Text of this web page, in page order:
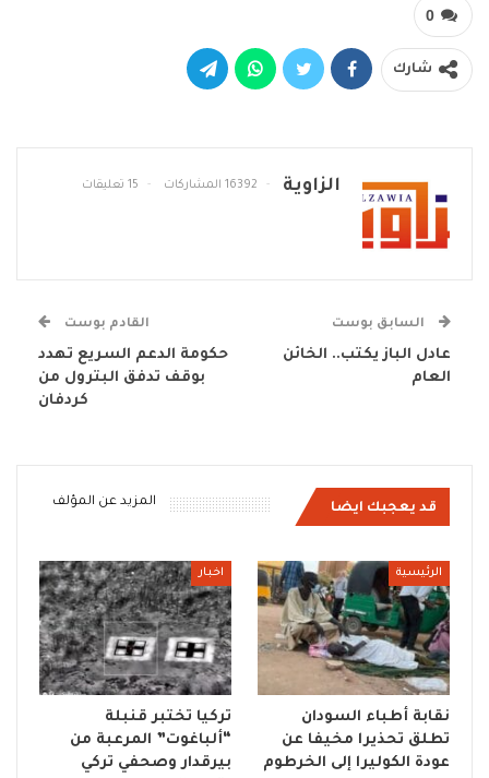
0
شارك
الزاوية 16392 المشاركات 15 تعليقات
السابق بوست
عادل الباز يكتب.. الخائن
العام
القادم بوست
حكومة الدعم السريع تهدد
بوقف تدفق البترول من
كردفان
قد يعجبك ايضا المزيد عن المؤلف
الرئيسية
نقابة أطباء السودان
تطلق تحذيرا مخيفا عن
عودة الكوليرا إلى الخرطوم
اخبار
تركيا تختبر قنبلة
“ألباغوت” المرعبة من
بيرقدار وصحفي تركي